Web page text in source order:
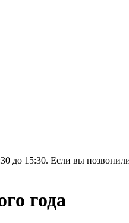
до 15:30. Если вы
года